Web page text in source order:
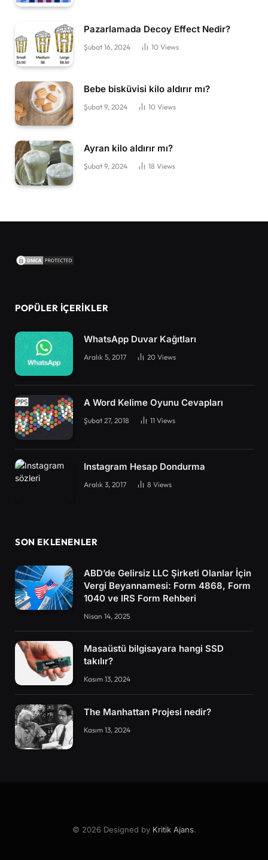
Pazarlamada Decoy Effect Nedir?
Şubat 16, 2024 10 Views
Bebe bisküvisi kilo aldırır mı?
Şubat 9, 2024 10 Views
Ayran kilo aldırır mı?
Şubat 9, 2024 18 Views
POPÜLER İÇERIKLER
WhatsApp Duvar Kağıtları
Aralık 5, 2017 20 Views
A Word Kelime Oyunu Cevapları
Şubat 27, 2018 11 Views
Instagram Hesap Dondurma
Aralık 3, 2017 8 Views
SON EKLENENLER
ABD’de Gelirsiz LLC Şirketi Olanlar İçin
Vergi Beyannamesi: Form 4868, Form
1040 ve IRS Form Rehberi
Nisan 14, 2025
Masaüstü bilgisayara hangi SSD
takılır?
Kasım 13, 2024
The Manhattan Projesi nedir?
Kasım 13, 2024
© 2026 Designed by Kritik Ajans.